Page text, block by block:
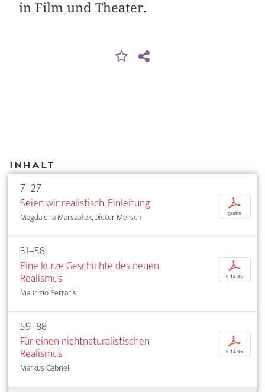
in Film und Theater.
Inhalt
7–27
Seien wir realistisch. Einleitung
Magdalena Marszałek, Dieter Mersch
p
gratis
31–58
Eine kurze Geschichte des neuen
Realismus
Maurizio Ferraris
p
€ 14,95
59–88
Für einen nichtnaturalistischen
Realismus
Markus Gabriel
p
€ 14,95